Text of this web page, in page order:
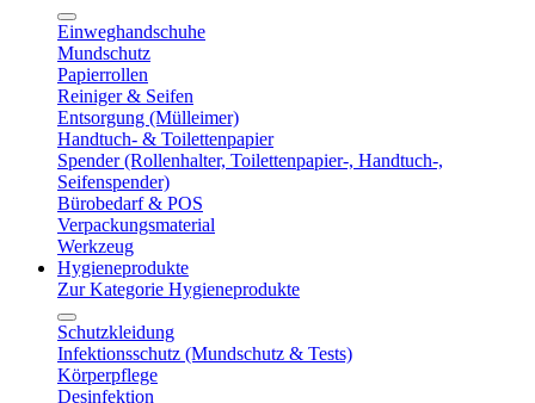
Einweghandschuhe
Mundschutz
Papierrollen
Reiniger & Seifen
Entsorgung (Mülleimer)
Handtuch- & Toilettenpapier
Spender (Rollenhalter, Toilettenpapier-, Handtuch-,
Seifenspender)
Bürobedarf & POS
Verpackungsmaterial
Werkzeug
Hygieneprodukte
Zur Kategorie Hygieneprodukte
Schutzkleidung
Infektionsschutz (Mundschutz & Tests)
Körperpflege
Desinfektion